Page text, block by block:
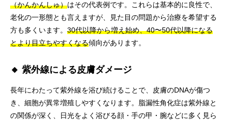
（かんかんしゅ）はその代表例です。これらは基本的に良性で、
老化の一形態とも言えますが、見た目の問題から治療を希望する
方も多くいます。 30代以降から増え始め、40〜50代以降になる
とより目立ちやすくなる傾向があります。
🔸 紫外線による皮膚ダメージ
長年にわたって紫外線を浴び続けることで、皮膚のDNAが傷つ
き、細胞が異常増殖しやすくなります。脂漏性角化症は紫外線と
の関係が深く、日光をよく浴びる顔・手の甲・腕などに多く見ら